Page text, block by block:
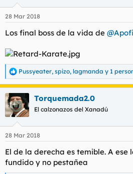
e
:
28 Mar 2018
Los final boss de la vida de
R
e
a
c
c
i
e
:
Pussyeater, spizo, lagmanda y 1
Torquemada2.0
El calzonazos del Xanadú
28 Mar 2018
El de la derecha es temible. A ese
fundido y no pestañea